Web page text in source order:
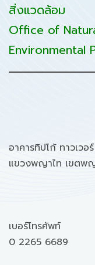
สิ่งแวดล้อม
Office of
Environmental
อาคารทิปโก้ ทาวเว
แขวงพญาไท เขตพ
เบอร์โทรศัพท์
0 2265 6689